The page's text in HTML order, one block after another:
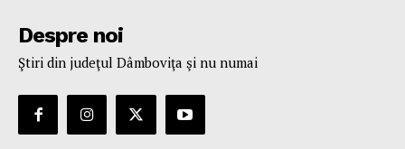
Despre noi
Ştiri din judeţul Dâmboviţa şi nu numai